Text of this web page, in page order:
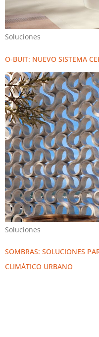
Soluciones
O-BUIT: NUEVO SISTEMA
Soluciones
SOMBRAS: SOLUCIONES
CLIMÁTICO URBANO